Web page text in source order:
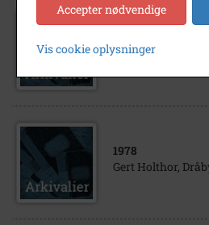
Johannes
1978
Gert Holthor,
Accepter nødvendige
Vis cookie oplysninger